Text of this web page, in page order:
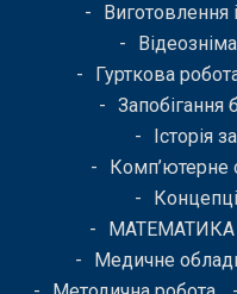
Виготовлення
Гурткова
Запобігання
Історія
Комп’ютерне
МАТЕМАТИКА
Медичне